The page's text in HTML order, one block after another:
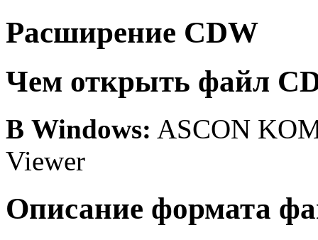
Расширение CDW
Чем открыть файл
В Windows: ASCON
Viewer
Описание формата